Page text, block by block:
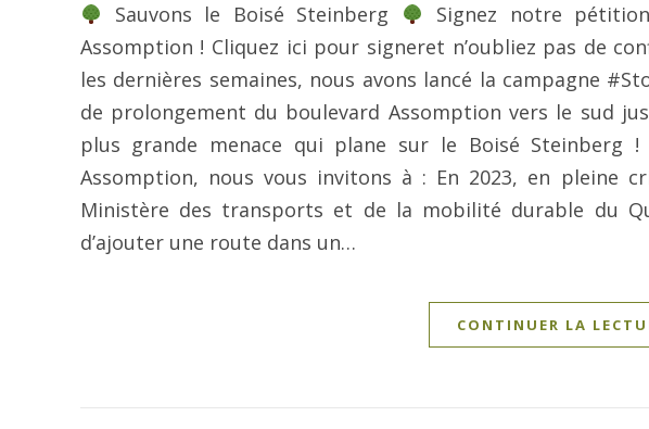
Sauvons le Boisé Steinberg
Signez notre
Assomption ! Cliquez ici pour signeret n’oubliez pas de
les dernières semaines, nous avons lancé la campagne
de prolongement du boulevard Assomption vers le sud
plus grande menace qui plane sur le Boisé Steinberg !
Assomption, nous vous invitons à : En 2023, en pleine
Ministère des transports et de la mobilité durable du
d’ajouter une route dans un…
CONTINUER LA